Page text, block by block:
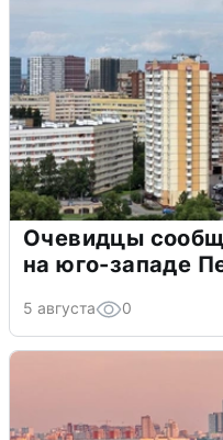
Очевидцы
на юго-западе
5 августа 0